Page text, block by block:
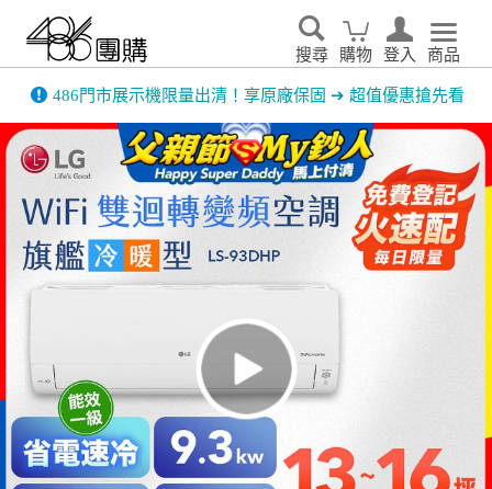
搜尋 購物 登入 商品
家電輕鬆租．LG家電租賃65折優惠起 ▶了解更多